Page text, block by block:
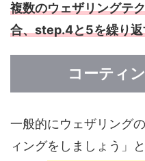
複数のウェザリングテ
合、step.4と5を繰り返
コーティ
一般的にウェザリング
ィングをしましょう」